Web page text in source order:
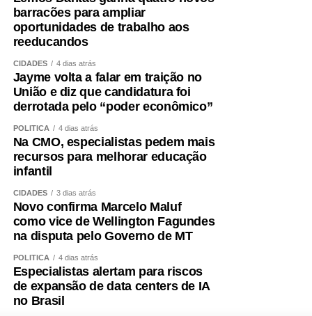
barracões para ampliar
oportunidades de trabalho aos
reeducandos
CIDADES 4 dias atrás
Jayme volta a falar em traição no
União e diz que candidatura foi
derrotada pelo “poder econômico”
POLÍTICA 4 dias atrás
Na CMO, especialistas pedem mais
recursos para melhorar educação
infantil
CIDADES 3 dias atrás
Novo confirma Marcelo Maluf
como vice de Wellington Fagundes
na disputa pelo Governo de MT
POLÍTICA 4 dias atrás
Especialistas alertam para riscos
de expansão de data centers de IA
no Brasil